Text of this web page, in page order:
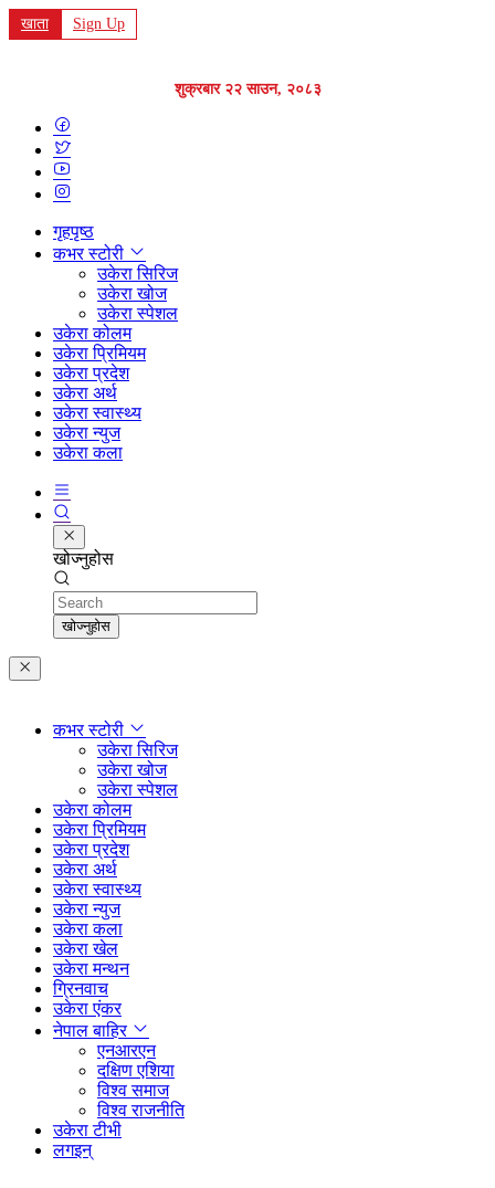
खाता Sign Up
शुक्रबार २२ साउन, २०८३
गृहपृष्ठ
कभर स्टोरी
उकेरा सिरिज
उकेरा खोज
उकेरा स्पेशल
उकेरा कोलम
उकेरा प्रिमियम
उकेरा प्रदेश
उकेरा अर्थ
उकेरा स्वास्थ्य
उकेरा न्युज
उकेरा कला
खोज्नुहोस
Search
खोज्नुहोस
कभर स्टोरी
उकेरा सिरिज
उकेरा खोज
उकेरा स्पेशल
उकेरा कोलम
उकेरा प्रिमियम
उकेरा प्रदेश
उकेरा अर्थ
उकेरा स्वास्थ्य
उकेरा न्युज
उकेरा कला
उकेरा खेल
उकेरा मन्थन
ग्रिनवाच
उकेरा एंकर
नेपाल बाहिर
एनआरएन
दक्षिण एशिया
विश्व समाज
विश्व राजनीति
उकेरा टीभी
लगइन्